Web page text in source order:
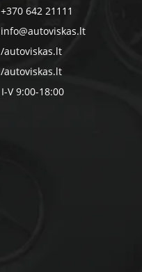
+370 642 21111
info@autoviskas.lt
/autoviskas.lt
/autoviskas.lt
I-V 9:00-18:00